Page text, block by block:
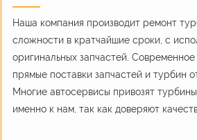
Наша компания производит ремонт
сложности в кратчайшие сроки, с
оригинальных запчастей. Современное
прямые поставки запчастей и турбин
Многие автосервисы привозят
именно к нам, так как доверяют